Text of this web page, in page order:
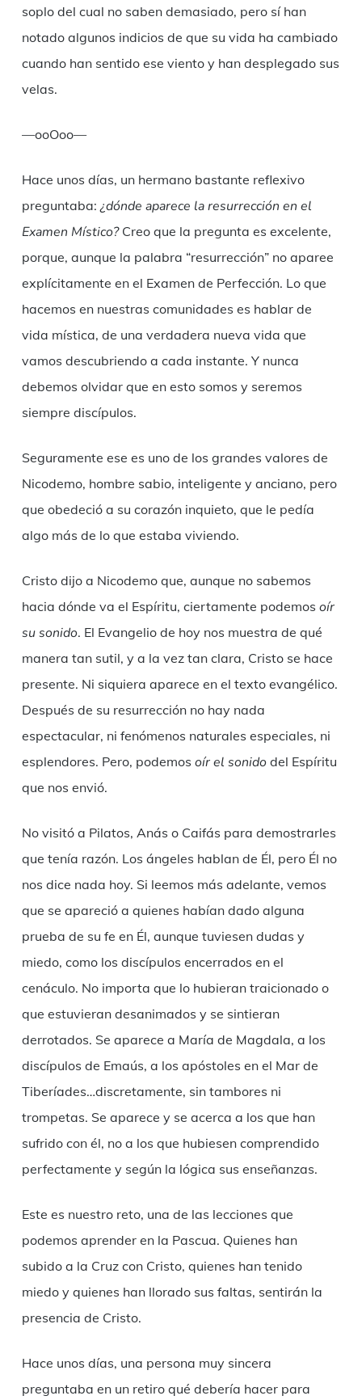
soplo del cual no saben demasiado, pero sí han
notado algunos indicios de que su vida ha cambiado
cuando han sentido ese viento y han desplegado sus
velas.
—ooOoo—
Hace unos días, un hermano bastante reflexivo
preguntaba: ¿dónde aparece la resurrección en el
Examen Místico?Creo que la pregunta es excelente,
porque, aunque la palabra “resurrección” no aparee
explícitamente en el Examen de Perfección. Lo que
hacemos en nuestras comunidades es hablar de
vida mística, de una verdadera nueva vida que
vamos descubriendo a cada instante. Y nunca
debemos olvidar que en esto somos y seremos
siempre discípulos.
Seguramente ese es uno de los grandes valores de
Nicodemo, hombre sabio, inteligente y anciano, pero
que obedeció a su corazón inquieto, que le pedía
algo más de lo que estaba viviendo.
Cristo dijo a Nicodemo que, aunque no sabemos
hacia dónde va el Espíritu, ciertamente podemos oír
su sonido. El Evangelio de hoy nos muestra de qué
manera tan sutil, y a la vez tan clara, Cristo se hace
presente. Ni siquiera aparece en el texto evangélico.
Después de su resurrección no hay nada
espectacular, ni fenómenos naturales especiales, ni
esplendores. Pero, podemos oír el sonidodel Espíritu
que nos envió.
No visitó a Pilatos, Anás o Caifás para demostrarles
que tenía razón. Los ángeles hablan de Él, pero Él no
nos dice nada hoy. Si leemos más adelante, vemos
que se apareció a quienes habían dado alguna
prueba de su fe en Él, aunque tuviesen dudas y
miedo, como los discípulos encerrados en el
cenáculo. No importa que lo hubieran traicionado o
que estuvieran desanimados y se sintieran
derrotados. Se aparece a María de Magdala, a los
discípulos de Emaús, a los apóstoles en el Mar de
Tiberíades…discretamente, sin tambores ni
trompetas. Se aparece y se acerca a los que han
sufrido con él, no a los que hubiesen comprendido
perfectamente y según la lógica sus enseñanzas.
Este es nuestro reto, una de las lecciones que
podemos aprender en la Pascua. Quienes han
subido a la Cruz con Cristo, quienes han tenido
miedo y quienes han llorado sus faltas, sentirán la
presencia de Cristo.
Hace unos días, una persona muy sincera
preguntaba en un retiro qué debería hacer para